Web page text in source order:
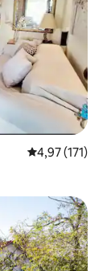
Priemerné
4,97 (171)